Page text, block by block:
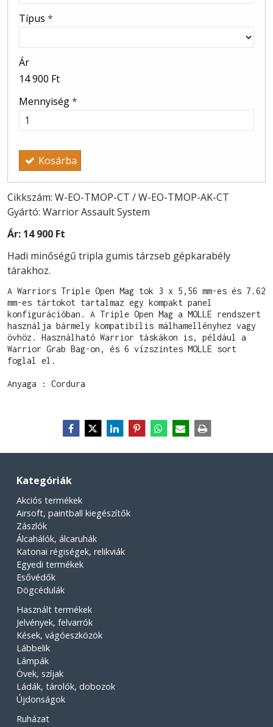
Típus *
Ár
14 900 Ft
Mennyiség*
Kosárba
Cikkszám: W-EO-TMOP-CT / W-EO-TMOP-AK-CT
Gyártó: Warrior Assault System
Ár: 14 900 Ft
Hadi minőségű tripla gumis tárzseb gépkarabély
tárakhoz.
A Warriors Triple Open Mag tok 3 x 5,56 mm-es és 7.62
mm-es tártokot tartalmaz egy kompakt panel
konfigurációban. A Triple Open Mag a MOLLE rendszert
használja bármely kompatibilis málhamellényhez vagy
övhöz. Használható Warrior táskákon is, például a
Warrior Grab Bag-on, és 6 vízszintes MOLLE sort
foglal el.
Anyaga : Cordura
Kategóriák
Akciós termékek
Airsoft, paintball kiegészítők
Zászlók
Álcahálók, álcaruhák
Katonai régiségek, relikviák
Egyedi termékek
Esővédők
Dögcédulák
Használt termékek
Jelvények, felvarrók
Kések, vágóeszközök
Lábbelik
Lámpák
Övek, szíjak
Ládák, tárolók, dobozok
Újdonságok
Ruházat